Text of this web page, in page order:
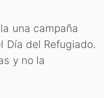
una campaña
Día del Refugiado.
y no la